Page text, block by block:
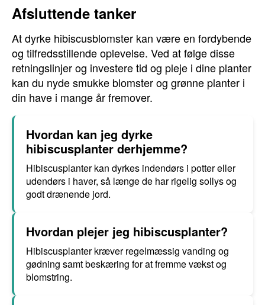
Afsluttende tanker
At dyrke hibiscusblomster kan være en fordybende
og tilfredsstillende oplevelse. Ved at følge disse
retningslinjer og investere tid og pleje i dine planter
kan du nyde smukke blomster og grønne planter i
din have i mange år fremover.
Hvordan kan jeg dyrke
hibiscusplanter derhjemme?
Hibiscusplanter kan dyrkes indendørs i potter eller
udendørs i haver, så længe de har rigelig sollys og
godt drænende jord.
Hvordan plejer jeg hibiscusplanter?
Hibiscusplanter kræver regelmæssig vanding og
gødning samt beskæring for at fremme vækst og
blomstring.